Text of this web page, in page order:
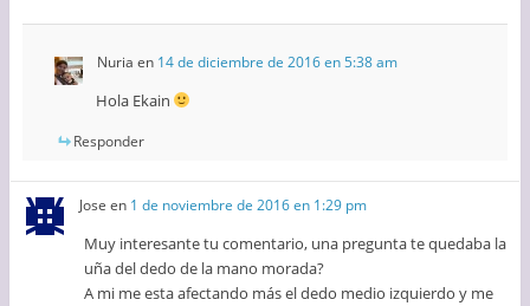
Nuria en 14 de diciembre de 2016 en 5:38 am
Hola Ekain
Responder
Jose en 1 de noviembre de 2016 en 1:29 pm
Muy interesante tu comentario, una pregunta te quedaba la
uña del dedo de la mano morada?
A mi me esta afectando más el dedo medio izquierdo y me